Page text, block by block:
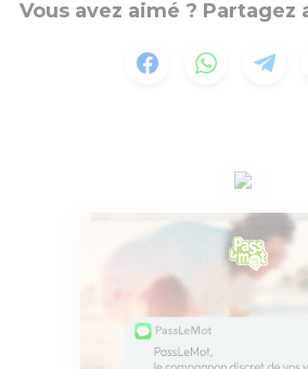
Vous avez aimé ? Partagez